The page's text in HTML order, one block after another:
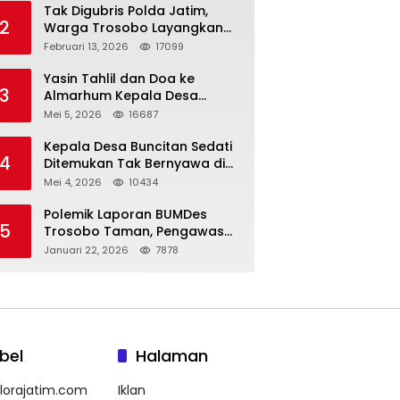
2
Tak Digubris Polda Jatim,
Warga Trosobo Layangkan
Dumas Dugaan Korupsi
Kapolri
Februari 13, 2026 17099
3
Yasin Tahlil dan Doa ke
Almarhum Kepala Desa
Buncitan Digelar Dua Lokasi
Mei 5, 2026 16687
4
Kepala Desa Buncitan Sedati
Ditemukan Tak Bernyawa di
Ruang Kerja, Dugaan Bunuh
Mei 4, 2026 10434
5
Polemik Laporan BUMDes
Trosobo Taman, Pengawas
Walk Out dan Sebut
Januari 22, 2026 7878
Halaman
Iklan